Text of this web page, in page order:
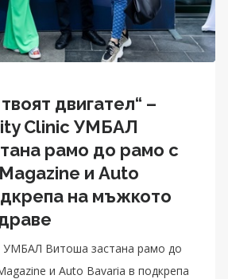
двигател“ –
Clinic УМБАЛ
рамо до рамо с
и Auto
на мъжкото
УМБАЛ Витоша застана рамо до
и Auto Bavaria в подкрепа